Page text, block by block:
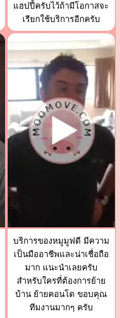
แฮปปี้ครับไว้ถ้ามีโอกาสจะ
เรียกใช้บริการอีกครับ
บริการของหมูมูฟดี มีความ
เป็นมืออาชีพและน่าเชื่อถือ
มาก แนะนำเลยครับ
สำหรับใครที่ต้องการย้าย
บ้าน ย้ายคอนโด ขอบคุณ
ทีมงานมากๆ ครับ